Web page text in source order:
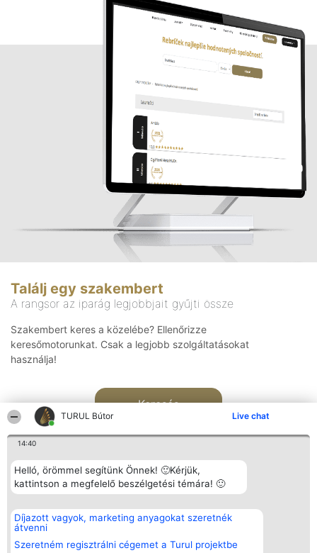
TURUL Bútor Live chat
14:40
Helló, örömmel segítünk Önnek! 🙂Kérjük,
kattintson a megfelelő beszélgetési témára! 🙂
Díjazott vagyok, marketing anyagokat szeretnék
átvenni
Szeretném regisztrálni cégemet a Turul projektbe
Találj egy szakembert
A rangsor az iparág legjobbjait gyűjti össze
Szakembert keres a közelébe? Ellenőrizze
keresőmotorunkat. Csak a legjobb szolgáltatásokat
használja!
Keresés
Rangsorszervező
SC Beautiful Company S.R.L.
Bulevardul Aleea Timișul De
Sus Nr. 2, Bl. A30, Sc. A, Et.
4, Ap. 13
Népszavazás
Nyertesek
listája
Elérhetőség
Elérhetőség